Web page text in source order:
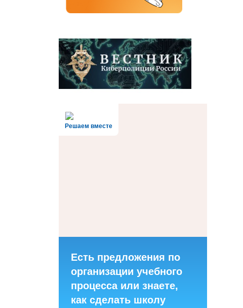
Решаем вместе
Есть предложения по
организации учебного
процесса или знаете,
как сделать школу